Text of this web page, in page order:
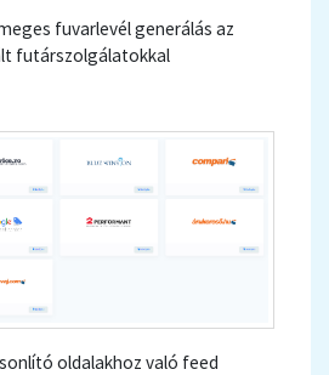
fuvarlevél generálás az
futárszolgálatokkal
oldalakhoz való feed